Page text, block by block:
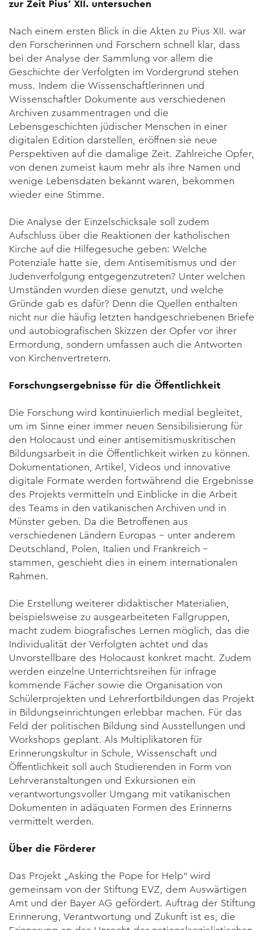
zur Zeit Pius’ XII. untersuchen
Nach einem ersten Blick in die Akten zu Pius XII. war
den Forscherinnen und Forschern schnell klar, dass
bei der Analyse der Sammlung vor allem die
Geschichte der Verfolgten im Vordergrund stehen
muss. Indem die Wissenschaftlerinnen und
Wissenschaftler Dokumente aus verschiedenen
Archiven zusammentragen und die
Lebensgeschichten jüdischer Menschen in einer
digitalen Edition darstellen, eröffnen sie neue
Perspektiven auf die damalige Zeit. Zahlreiche Opfer,
von denen zumeist kaum mehr als ihre Namen und
wenige Lebensdaten bekannt waren, bekommen
wieder eine Stimme.
Die Analyse der Einzelschicksale soll zudem
Aufschluss über die Reaktionen der katholischen
Kirche auf die Hilfegesuche geben: Welche
Potenziale hatte sie, dem Antisemitismus und der
Judenverfolgung entgegenzutreten? Unter welchen
Umständen wurden diese genutzt, und welche
Gründe gab es dafür? Denn die Quellen enthalten
nicht nur die häufig letzten handgeschriebenen Briefe
und autobiografischen Skizzen der Opfer vor ihrer
Ermordung, sondern umfassen auch die Antworten
von Kirchenvertretern.
Forschungsergebnisse für die Öffentlichkeit
Die Forschung wird kontinuierlich medial begleitet,
um im Sinne einer immer neuen Sensibilisierung für
den Holocaust und einer antisemitismuskritischen
Bildungsarbeit in die Öffentlichkeit wirken zu können.
Dokumentationen, Artikel, Videos und innovative
digitale Formate werden fortwährend die Ergebnisse
des Projekts vermitteln und Einblicke in die Arbeit
des Teams in den vatikanischen Archiven und in
Münster geben. Da die Betroffenen aus
verschiedenen Ländern Europas – unter anderem
Deutschland, Polen, Italien und Frankreich –
stammen, geschieht dies in einem internationalen
Rahmen.
Die Erstellung weiterer didaktischer Materialien,
beispielsweise zu ausgearbeiteten Fallgruppen,
macht zudem biografisches Lernen möglich, das die
Individualität der Verfolgten achtet und das
Unvorstellbare des Holocaust konkret macht. Zudem
werden einzelne Unterrichtsreihen für infrage
kommende Fächer sowie die Organisation von
Schülerprojekten und Lehrerfortbildungen das Projekt
in Bildungseinrichtungen erlebbar machen. Für das
Feld der politischen Bildung sind Ausstellungen und
Workshops geplant. Als Multiplikatoren für
Erinnerungskultur in Schule, Wissenschaft und
Öffentlichkeit soll auch Studierenden in Form von
Lehrveranstaltungen und Exkursionen ein
verantwortungsvoller Umgang mit vatikanischen
Dokumenten in adäquaten Formen des Erinnerns
vermittelt werden.
Über die Förderer
Das Projekt „Asking the Pope for Help“ wird
gemeinsam von der Stiftung EVZ, dem Auswärtigen
Amt und der Bayer AG gefördert. Auftrag der Stiftung
Erinnerung, Verantwortung und Zukunft ist es, die